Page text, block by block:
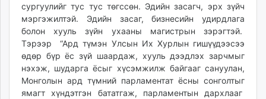
сургуулийг тус тус төгссөн. Эдийн засагч, эрх зүйч
мэргэжилтэй. Эдийн засаг, бизнесийн удирдлага
болон хууль зүйн ухааны магистрын зэрэгтэй.
Тэрээр “Ард түмэн Улсын Их Хурлын гишүүдээсээ
өдөр бүр ёс зүй шаардаж, хууль дээдлэх зарчмыг
нэхэж, шударга ёсыг хүсэмжилж байгааг сануулан,
Монголын ард түмний парламентат ёсны сонголтыг
ямагт хүндэтгэн бататгаж, парламентын дархлааг